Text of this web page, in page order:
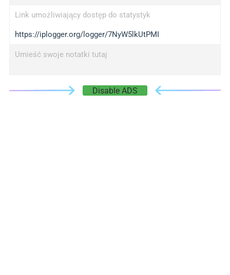
Link umożliwiający dostęp do statystyk
https://iplogger.org/logger/7NyW5lkUtPMI
Umieść swoje notatki tutaj
Disable ADS